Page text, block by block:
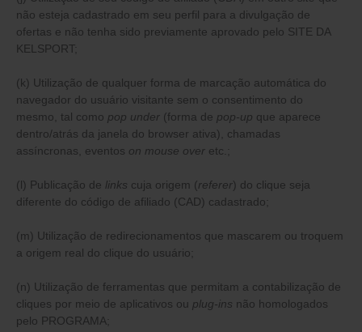
não esteja cadastrado em seu perfil para a divulgação de
ofertas e não tenha sido previamente aprovado pelo SITE DA
KELSPORT;
(k) Utilização de qualquer forma de marcação automática do
navegador do usuário visitante sem o consentimento do
mesmo, tal como pop under (forma de pop-up que aparece
dentro/atrás da janela do browser ativa), chamadas
assíncronas, eventos on mouse over etc.;
(l) Publicação de links cuja origem (referer) do clique seja
diferente do código de afiliado (CAD) cadastrado;
(m) Utilização de redirecionamentos que mascarem ou troquem
a origem real do clique do usuário;
(n) Utilização de ferramentas que permitam a contabilização de
cliques por meio de aplicativos ou plug-ins não homologados
pelo PROGRAMA;